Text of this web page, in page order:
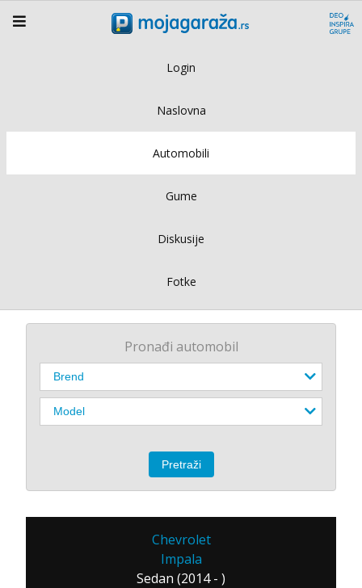
Login
Naslovna
Automobili
Gume
Diskusije
Fotke
Pronađi automobil
Chevrolet
Impala
Sedan (2014 - )